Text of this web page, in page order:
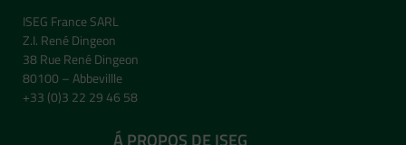
ISEG France SARL
Z.I. René Dingeon
38 Rue René Dingeon
80100 – Abbevillle
+33 (0)3 22 29 46 58